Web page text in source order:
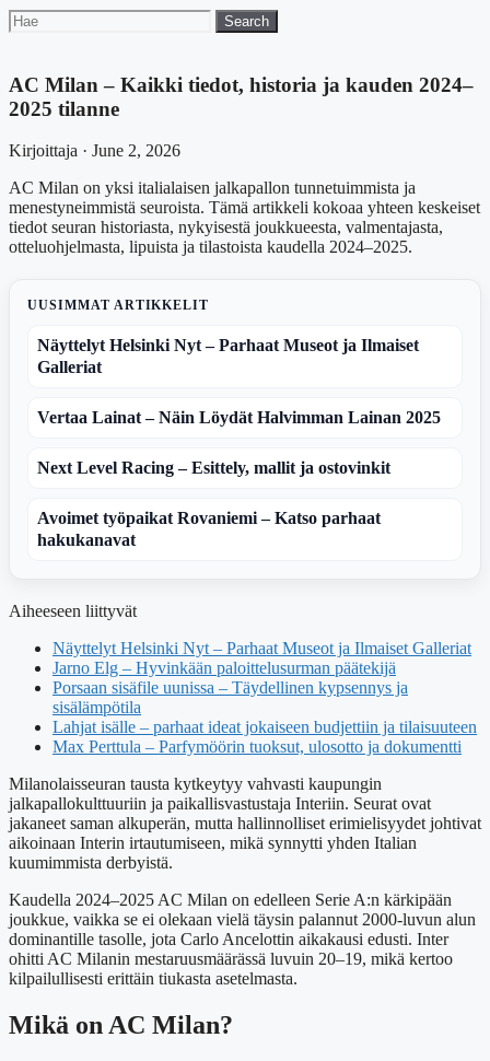
Search
for:
Search
AC Milan – Kaikki tiedot, historia ja kauden 2024–
2025 tilanne
Kirjoittaja · June 2, 2026
AC Milan on yksi italialaisen jalkapallon tunnetuimmista ja
menestyneimmistä seuroista. Tämä artikkeli kokoaa yhteen keskeiset
tiedot seuran historiasta, nykyisestä joukkueesta, valmentajasta,
otteluohjelmasta, lipuista ja tilastoista kaudella 2024–2025.
UUSIMMAT ARTIKKELIT
Näyttelyt Helsinki Nyt – Parhaat Museot ja Ilmaiset
Galleriat
Vertaa Lainat – Näin Löydät Halvimman Lainan 2025
Next Level Racing – Esittely, mallit ja ostovinkit
Avoimet työpaikat Rovaniemi – Katso parhaat
hakukanavat
Aiheeseen liittyvät
Näyttelyt Helsinki Nyt – Parhaat Museot ja Ilmaiset Galleriat
Jarno Elg – Hyvinkään paloittelusurman päätekijä
Porsaan sisäfile uunissa – Täydellinen kypsennys ja
sisälämpötila
Lahjat isälle – parhaat ideat jokaiseen budjettiin ja tilaisuuteen
Max Perttula – Parfymöörin tuoksut, ulosotto ja dokumentti
Milanolaisseuran tausta kytkeytyy vahvasti kaupungin
jalkapallokulttuuriin ja paikallisvastustaja Interiin. Seurat ovat
jakaneet saman alkuperän, mutta hallinnolliset erimielisyydet johtivat
aikoinaan Interin irtautumiseen, mikä synnytti yhden Italian
kuumimmista derbyistä.
Kaudella 2024–2025 AC Milan on edelleen Serie A:n kärkipään
joukkue, vaikka se ei olekaan vielä täysin palannut 2000-luvun alun
dominantille tasolle, jota Carlo Ancelottin aikakausi edusti. Inter
ohitti AC Milanin mestaruusmäärässä luvuin 20–19, mikä kertoo
kilpailullisesti erittäin tiukasta asetelmasta.
Mikä on AC Milan?